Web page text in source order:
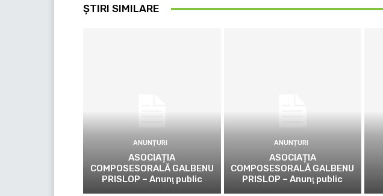
ȘTIRI SIMILARE
ANUNȚURI
ASOCIAȚIA
COMPOSESORALĂ GALBENU
PRISLOP – Anunţ public
ANUNȚURI
ASOCIAȚIA
COMPOSESORALĂ GALBENU
PRISLOP – Anunţ public